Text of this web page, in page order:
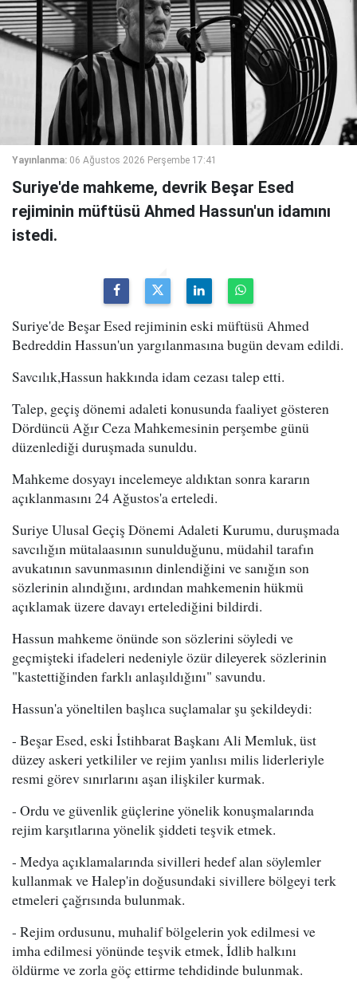
Yayınlanma: 06 Ağustos 2026 Perşembe 17:41
Suriye'de mahkeme, devrik Beşar Esed
rejiminin müftüsü Ahmed Hassun'un idamını
istedi.
Suriye'de Beşar Esed rejiminin eski müftüsü Ahmed
Bedreddin Hassun'un yargılanmasına bugün devam edildi.
Savcılık,Hassun hakkında idam cezası talep etti.
Talep, geçiş dönemi adaleti konusunda faaliyet gösteren
Dördüncü Ağır Ceza Mahkemesinin perşembe günü
düzenlediği duruşmada sunuldu.
Mahkeme dosyayı incelemeye aldıktan sonra kararın
açıklanmasını 24 Ağustos'a erteledi.
Suriye Ulusal Geçiş Dönemi Adaleti Kurumu, duruşmada
savcılığın mütalaasının sunulduğunu, müdahil tarafın
avukatının savunmasının dinlendiğini ve sanığın son
sözlerinin alındığını, ardından mahkemenin hükmü
açıklamak üzere davayı ertelediğini bildirdi.
Hassun mahkeme önünde son sözlerini söyledi ve
geçmişteki ifadeleri nedeniyle özür dileyerek sözlerinin
"kastettiğinden farklı anlaşıldığını" savundu.
Hassun'a yöneltilen başlıca suçlamalar şu şekildeydi:
- Beşar Esed, eski İstihbarat Başkanı Ali Memluk, üst
düzey askeri yetkililer ve rejim yanlısı milis liderleriyle
resmi görev sınırlarını aşan ilişkiler kurmak.
- Ordu ve güvenlik güçlerine yönelik konuşmalarında
rejim karşıtlarına yönelik şiddeti teşvik etmek.
- Medya açıklamalarında sivilleri hedef alan söylemler
kullanmak ve Halep'in doğusundaki sivillere bölgeyi terk
etmeleri çağrısında bulunmak.
- Rejim ordusunu, muhalif bölgelerin yok edilmesi ve
imha edilmesi yönünde teşvik etmek, İdlib halkını
öldürme ve zorla göç ettirme tehdidinde bulunmak.